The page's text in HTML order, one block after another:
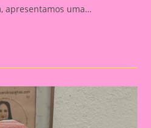
apresentamos uma…